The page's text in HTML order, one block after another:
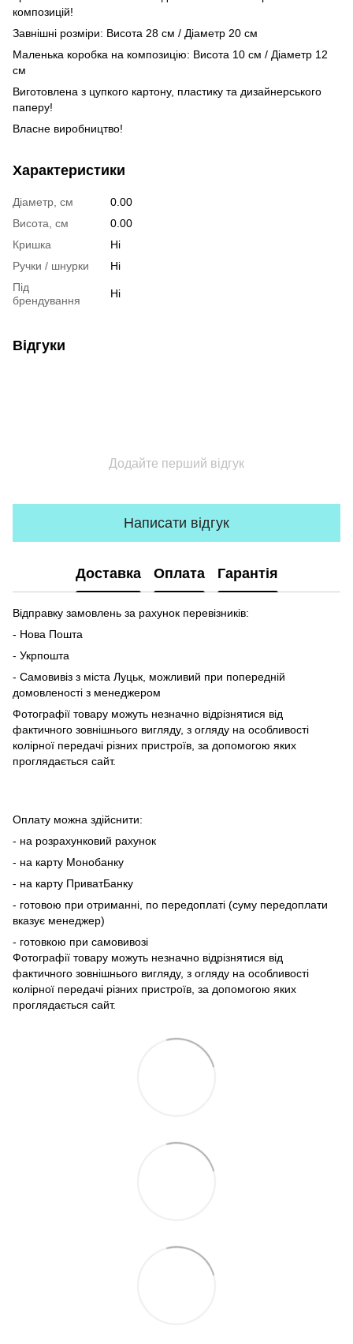
композицій!
Завнішні розміри: Висота 28 см / Діаметр 20 см
Маленька коробка на композицію: Висота 10 см / Діаметр 12
см
Виготовлена з цупкого картону, пластику та дизайнерського
паперу!
Власне виробництво!
Характеристики
Діаметр, см
0.00
Висота, см
0.00
Кришка
Ні
Ручки / шнурки
Ні
Під
брендування
Ні
Відгуки
Додайте перший відгук
Написати відгук
Доставка Оплата Гарантія
Відправку замовлень за рахунок перевізників:
- Нова Пошта
- Укрпошта
- Самовивіз з міста Луцьк, можливий при попередній
домовленості з менеджером
Фотографії товару можуть незначно відрізнятися від
фактичного зовнішнього вигляду, з огляду на особливості
колірної передачі різних пристроїв, за допомогою яких
проглядається сайт.
Оплату можна здійснити:
- на розрахунковий рахунок
- на карту Монобанку
- на карту ПриватБанку
- готовою при отриманні, по передоплаті (суму передоплати
вказує менеджер)
- готовкою при самовивозі
Фотографії товару можуть незначно відрізнятися від
фактичного зовнішнього вигляду, з огляду на особливості
колірної передачі різних пристроїв, за допомогою яких
проглядається сайт.